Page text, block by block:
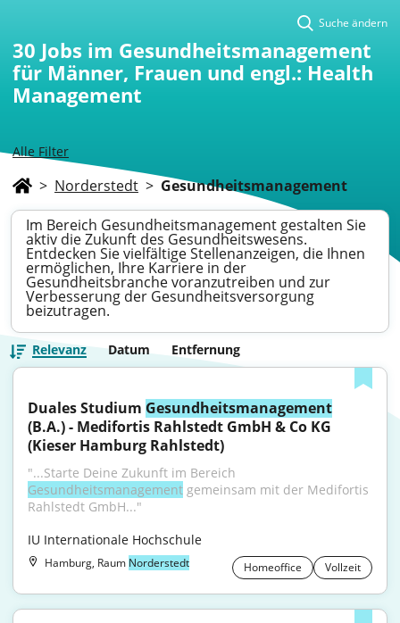
Alle Filter
Suche ändern
30 Jobs im Gesundheitsmanagement
für Männer, Frauen und engl.: Health
Management
> Norderstedt > Gesundheitsmanagement
Im Bereich Gesundheitsmanagement gestalten Sie
aktiv die Zukunft des Gesundheitswesens.
Entdecken Sie vielfältige Stellenanzeigen, die Ihnen
ermöglichen, Ihre Karriere in der
Gesundheitsbranche voranzutreiben und zur
Verbesserung der Gesundheitsversorgung
beizutragen.
Relevanz Datum Entfernung
Duales Studium Gesundheitsmanagement
(B.A.) - Medifortis Rahlstedt GmbH & Co KG
(Kieser Hamburg Rahlstedt)
Gesundheitsmanagement gemeinsam mit der Medifortis
Rahlstedt GmbH..."
IU Internationale Hochschule
Hamburg, Raum Norderstedt Homeoffice Vollzeit